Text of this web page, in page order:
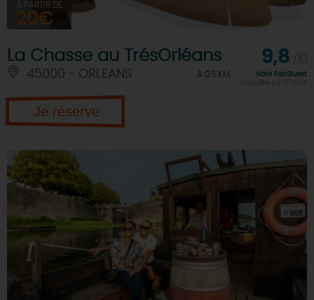
À PARTIR DE
20€
La Chasse au TrésOrléans
45000 - ORLEANS À 0.5 KM
9,8
Note FairGuest
Je réserve